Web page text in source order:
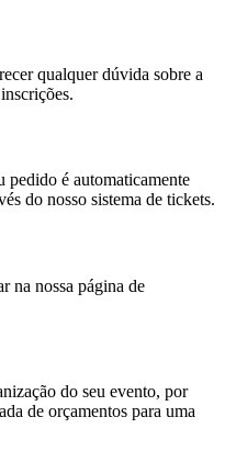
qualquer dúvida sobre a
é automaticamente
do nosso sistema de tickets.
na nossa página de
do seu evento, por
de orçamentos para uma